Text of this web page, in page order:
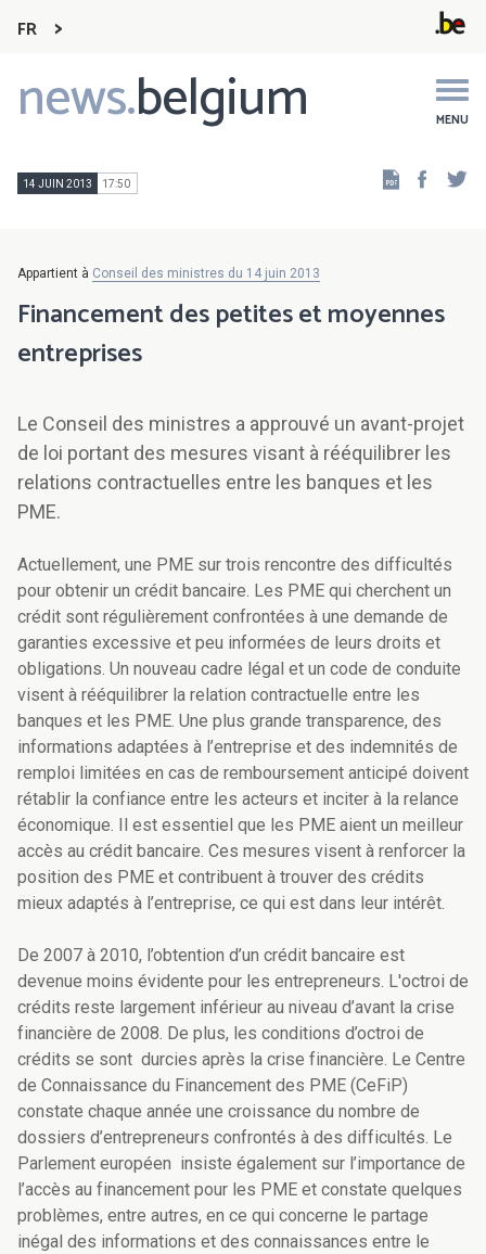
FR
news.belgium MENU
Main
navigation
14 JUIN 2013 17:50
Appartient à Conseil des ministres du 14 juin 2013
Financement des petites et moyennes
entreprises
Le Conseil des ministres a approuvé un avant-projet
de loi portant des mesures visant à rééquilibrer les
relations contractuelles entre les banques et les
PME.
Actuellement, une PME sur trois rencontre des difficultés
pour obtenir un crédit bancaire. Les PME qui cherchent un
crédit sont régulièrement confrontées à une demande de
garanties excessive et peu informées de leurs droits et
obligations. Un nouveau cadre légal et un code de conduite
visent à rééquilibrer la relation contractuelle entre les
banques et les PME. Une plus grande transparence, des
informations adaptées à l’entreprise et des indemnités de
remploi limitées en cas de remboursement anticipé doivent
rétablir la confiance entre les acteurs et inciter à la relance
économique. Il est essentiel que les PME aient un meilleur
accès au crédit bancaire. Ces mesures visent à renforcer la
position des PME et contribuent à trouver des crédits
mieux adaptés à l’entreprise, ce qui est dans leur intérêt.
De 2007 à 2010, l’obtention d’un crédit bancaire est
devenue moins évidente pour les entrepreneurs. L'octroi de
crédits reste largement inférieur au niveau d’avant la crise
financière de 2008. De plus, les conditions d’octroi de
crédits se sont durcies après la crise financière. Le Centre
de Connaissance du Financement des PME (CeFiP)
constate chaque année une croissance du nombre de
dossiers d’entrepreneurs confrontés à des difficultés. Le
Parlement européen insiste également sur l’importance de
l’accès au financement pour les PME et constate quelques
problèmes, entre autres, en ce qui concerne le partage
inégal des informations et des connaissances entre le